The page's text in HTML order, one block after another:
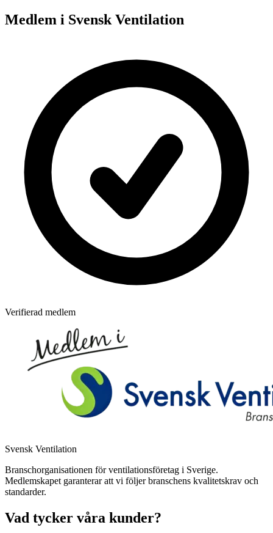
Medlem i Svensk Ventilation
Verifierad medlem
Svensk Ventilation
Branschorganisationen för ventilationsföretag i Sverige.
Medlemskapet garanterar att vi följer branschens kvalitetskrav och
standarder.
Vad tycker våra kunder?